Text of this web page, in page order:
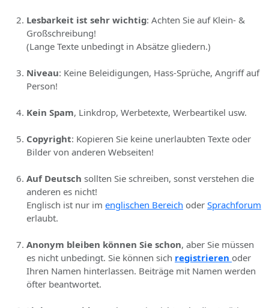
Lesbarkeit ist sehr wichtig: Achten Sie auf Klein- &
Großschreibung!
(Lange Texte unbedingt in Absätze gliedern.)
Niveau: Keine Beleidigungen, Hass-Sprüche, Angriff auf
Person!
Kein Spam, Linkdrop, Werbetexte, Werbeartikel usw.
Copyright: Kopieren Sie keine unerlaubten Texte oder
Bilder von anderen Webseiten!
Auf Deutsch sollten Sie schreiben, sonst verstehen die
anderen es nicht!
Englisch ist nur im englischen Bereich oder Sprachforum
erlaubt.
Anonym bleiben können Sie schon, aber Sie müssen
es nicht unbedingt. Sie können sich registrieren oder
Ihren Namen hinterlassen. Beiträge mit Namen werden
öfter beantwortet.